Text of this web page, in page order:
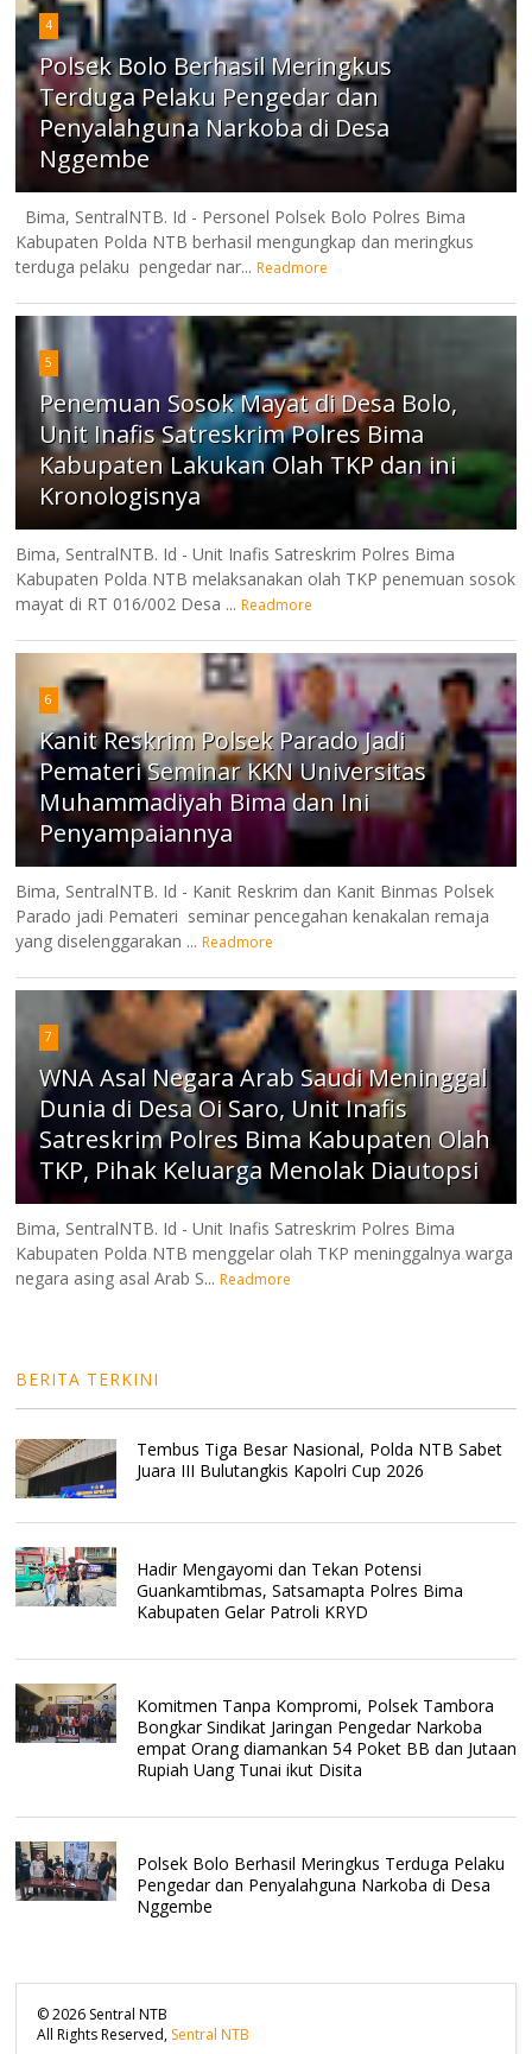
4
Polsek Bolo Berhasil Meringkus
Terduga Pelaku Pengedar dan
Penyalahguna Narkoba di Desa
Nggembe
Bima, SentralNTB. Id - Personel Polsek Bolo Polres Bima
Kabupaten Polda NTB berhasil mengungkap dan meringkus
terduga pelaku pengedar nar... Readmore
5
Penemuan Sosok Mayat di Desa Bolo,
Unit Inafis Satreskrim Polres Bima
Kabupaten Lakukan Olah TKP dan ini
Kronologisnya
Bima, SentralNTB. Id - Unit Inafis Satreskrim Polres Bima
Kabupaten Polda NTB melaksanakan olah TKP penemuan sosok
mayat di RT 016/002 Desa ... Readmore
6
Kanit Reskrim Polsek Parado Jadi
Pemateri Seminar KKN Universitas
Muhammadiyah Bima dan Ini
Penyampaiannya
Bima, SentralNTB. Id - Kanit Reskrim dan Kanit Binmas Polsek
Parado jadi Pemateri seminar pencegahan kenakalan remaja
yang diselenggarakan ... Readmore
7
WNA Asal Negara Arab Saudi Meninggal
Dunia di Desa Oi Saro, Unit Inafis
Satreskrim Polres Bima Kabupaten Olah
TKP, Pihak Keluarga Menolak Diautopsi
Bima, SentralNTB. Id - Unit Inafis Satreskrim Polres Bima
Kabupaten Polda NTB menggelar olah TKP meninggalnya warga
negara asing asal Arab S... Readmore
BERITA TERKINI
Tembus Tiga Besar Nasional, Polda NTB Sabet
Juara III Bulutangkis Kapolri Cup 2026
Hadir Mengayomi dan Tekan Potensi
Guankamtibmas, Satsamapta Polres Bima
Kabupaten Gelar Patroli KRYD
Komitmen Tanpa Kompromi, Polsek Tambora
Bongkar Sindikat Jaringan Pengedar Narkoba
empat Orang diamankan 54 Poket BB dan Jutaan
Rupiah Uang Tunai ikut Disita
Polsek Bolo Berhasil Meringkus Terduga Pelaku
Pengedar dan Penyalahguna Narkoba di Desa
Nggembe
©2026 Sentral NTB
All Rights Reserved, Sentral NTB